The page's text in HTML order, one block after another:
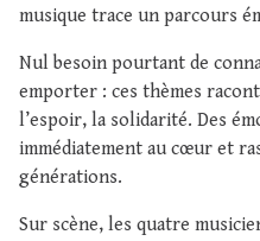
musique trace un parcours
Nul besoin pourtant de
emporter : ces thèmes
l’espoir, la solidarité. Des
immédiatement au cœur et
générations.
Sur scène, les quatre